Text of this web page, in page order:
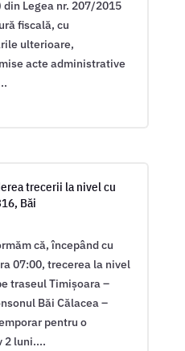
Legea nr. 207/2015
fiscală, cu
ulterioare,
acte administrative
trecerii la nivel cu
Băi
că, începând cu
07:00, trecerea la nivel
traseul Timișoara –
Băi Călacea –
pentru o
2 luni....